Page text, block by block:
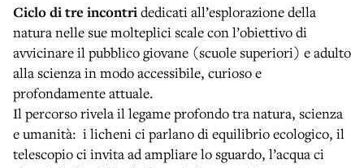
Ciclo di tre incontridedicati all’esplorazione della
natura nelle sue molteplici scale con l’obiettivo di
avvicinare il pubblico giovane (scuole superiori) e adulto
alla scienza in modo accessibile, curioso e
profondamente attuale.
Il percorso rivela il legame profondo tra natura, scienza
e umanità: i licheni ci parlano di equilibrio ecologico, il
telescopio ci invita ad ampliare lo sguardo, l’acqua ci